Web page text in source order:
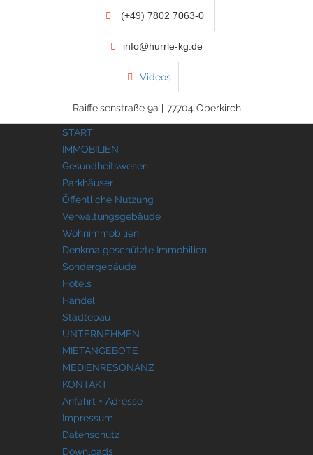
(+49) 7802 7063-0
info@hurrle-kg.de
Videos
Raiffeisenstraße 9a | 77704 Oberkirch
START
IMMOBILIEN
Gesundheitswesen
Parkhäuser
Öffentliche Nutzung
Verwaltungsgebäude
Wohnimmobilien
Denkmalgeschützte Immobilien
Sondergebäude
Hotels
Handel
Städtebau
UNTERNEHMEN
MIETANGEBOTE
MEDIENRESONANZ
KONTAKT
Anfahrt + Adresse
Impressum
Datenschutz
Downloads